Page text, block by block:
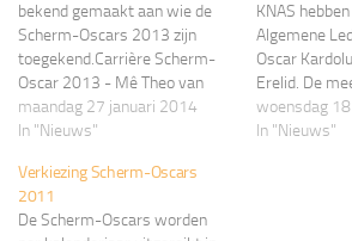
bekend gemaakt aan wie de
Scherm-Oscars 2013 zijn
toegekend.Carrière Scherm-
Oscar 2013 - Mê Theo van
LeeuwenBeste Schermer
2013 - Tristan TulenBeste
nominatiesBeste
Vereniging/Ploeg 2013 -
Schermclub Den BoschBeste
maandag 27 januari 2014
In "Nieuws"
KNAS
Algemene
Oscar
Erelid. De
kennen Oscar
woensdag
In "Nieuws"
Verkiezing Scherm-Oscars
2011
De Scherm-Oscars worden